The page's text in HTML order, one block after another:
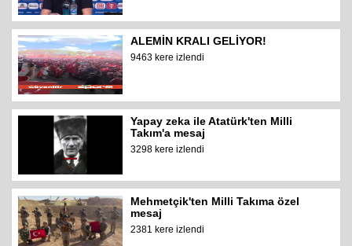
ALEMİN KRALI GELİYOR!
9463 kere izlendi
Yapay zeka ile Atatürk'ten Milli
Takım'a mesaj
3298 kere izlendi
Mehmetçik'ten Milli Takıma özel
mesaj
2381 kere izlendi